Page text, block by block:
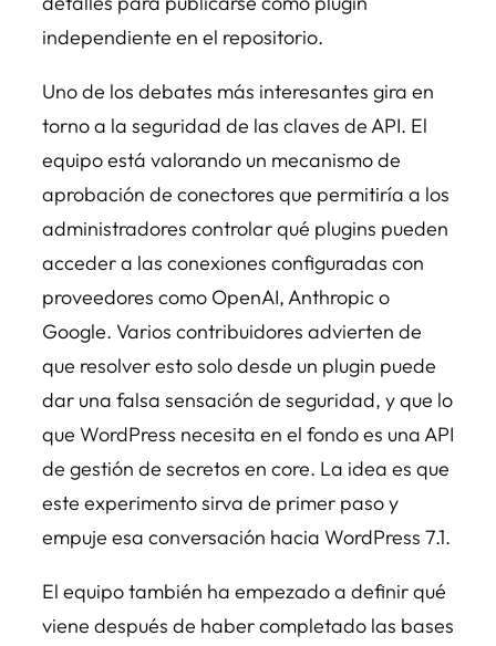
independiente en el repositorio.
Uno de los debates más interesantes gira en
torno a la seguridad de las claves de API. El
equipo está valorando un mecanismo de
aprobación de conectores que permitiría a los
administradores controlar qué plugins pueden
acceder a las conexiones configuradas con
proveedores como OpenAI, Anthropic o
Google. Varios contribuidores advierten de
que resolver esto solo desde un plugin puede
dar una falsa sensación de seguridad, y que lo
que WordPress necesita en el fondo es una API
de gestión de secretos en core. La idea es que
este experimento sirva de primer paso y
empuje esa conversación hacia WordPress 7.1.
El equipo también ha empezado a definir qué
viene después de haber completado las bases